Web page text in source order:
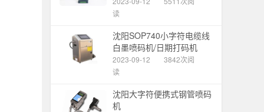
读
沈阳SOP740小字符电缆线
白墨喷码机/日期打码机
2023-09-12
3842次阅
读
沈阳大字符便携式钢管喷码
机